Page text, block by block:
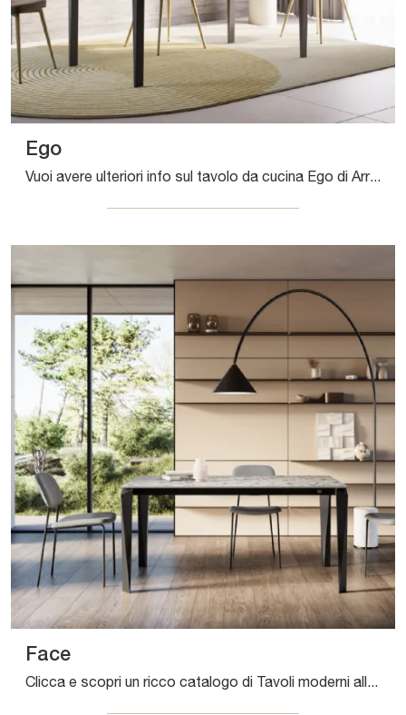
Ego
Vuoi avere ulteriori info sul tavolo da cucina Ego di Arredo3? Clicca e scopri di più sui modelli allungabili del marchio.
Face
Clicca e scopri un ricco catalogo di Tavoli moderni allungabili da pranzo! Il modello Face di Arredo3 ti aspetta.